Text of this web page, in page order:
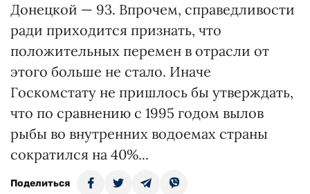
Донецкой — 93. Впрочем, справедливости
ради приходится признать, что
положительных перемен в отрасли от
этого больше не стало. Иначе
Госкомстату не пришлось бы утверждать,
что по сравнению с 1995 годом вылов
рыбы во внутренних водоемах страны
сократился на 40%...
Поделиться